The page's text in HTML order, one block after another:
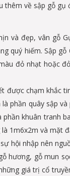
thêm về sập gỗ gụ
và đẹp, vân gỗ
quý hiếm. Sập
đỏ nhạt hoặc
chạm khắc
phần quây sập
khuân tranh
1m6x2m và mặt
hội nhập nên
hương, gỗ mun
giá trị cổ